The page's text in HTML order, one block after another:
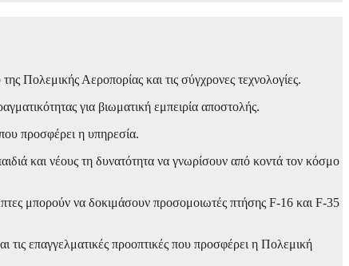
Πολεμικής Αεροπορίας και τις σύγχρονες τεχνολογίες.
για βιωματική εμπειρία αποστολής.
προσφέρει η υπηρεσία.
και νέους τη δυνατότητα να γνωρίσουν από κοντά τον κόσμο
μπορούν να δοκιμάσουν προσομοιωτές πτήσης F-16 και F-35
επαγγελματικές προοπτικές που προσφέρει η Πολεμική